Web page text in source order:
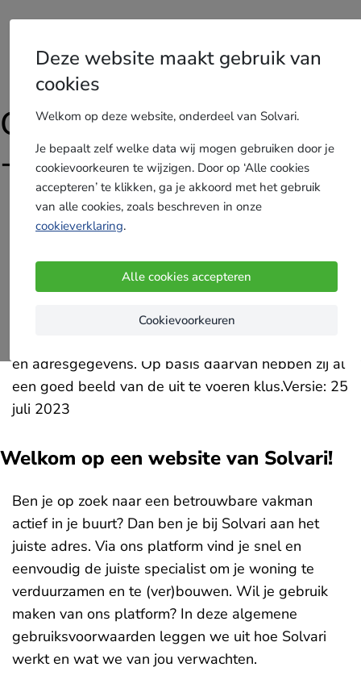
Deze website maakt gebruik van
cookies
Welkom op deze website, onderdeel van Solvari.
Je bepaalt zelf welke data wij mogen gebruiken door je
cookievoorkeuren te wijzigen. Door op ‘Alle cookies
accepteren’ te klikken, ga je akkoord met het gebruik
van alle cookies, zoals beschreven in onze
cookieverklaring.
Alle cookies accepteren
Cookievoorkeuren
Vergelijk waterontharder offertes
Gebruikersvoorwaarden
- SATELLITE
In sommige gevallen nemen we eerst nog contact
aanvraag te bevestigen of extra informatie in te
winnen. Solvari selecteert vervolgens maximaal 4
vakspecialisten die aangesloten zijn op ons
en adresgegevens. Op basis daarvan hebben zij al
een goed beeld van de uit te voeren klus.Versie: 25
juli 2023
Welkom op een website van Solvari!
Ben je op zoek naar een betrouwbare vakman
actief in je buurt? Dan ben je bij Solvari aan het
juiste adres. Via ons platform vind je snel en
eenvoudig de juiste specialist om je woning te
verduurzamen en te (ver)bouwen. Wil je gebruik
maken van ons platform? In deze algemene
gebruiksvoorwaarden leggen we uit hoe Solvari
werkt en wat we van jou verwachten.